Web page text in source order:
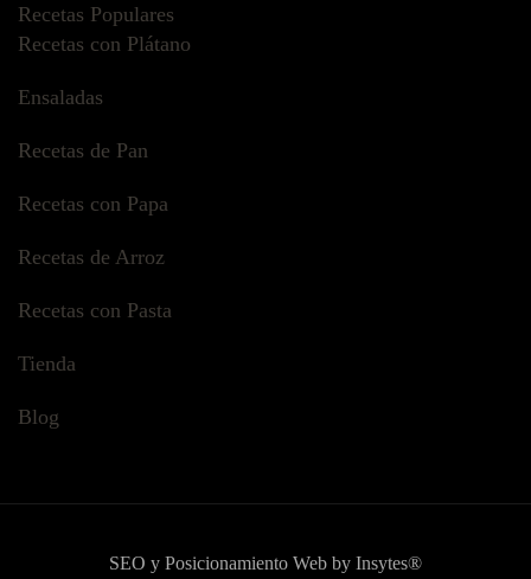
Recetas Populares
Recetas con Plátano
Ensaladas
Recetas de Pan
Recetas con Papa
Recetas de Arroz
Recetas con Pasta
Tienda
Blog
SEO y Posicionamiento Web by Insytes®